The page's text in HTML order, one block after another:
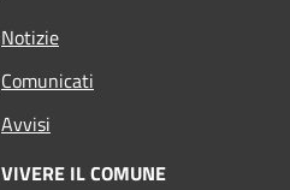
Notizie
Comunicati
Avvisi
VIVERE IL COMUNE